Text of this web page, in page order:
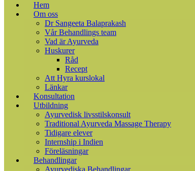
Hem
Om oss
Dr Sangeeta Balaprakash
Vår Behandlings team
Vad är Ayurveda
Huskurer
Råd
Recept
Att Hyra kurslokal
Länkar
Konsultation
Utbildning
Ayurvedisk livsstilskonsult
Traditional Ayurveda Massage Therapy
Tidigare elever
Internship i Indien
Föreläsningar
Behandlingar
Ayurvediska Behandlingar